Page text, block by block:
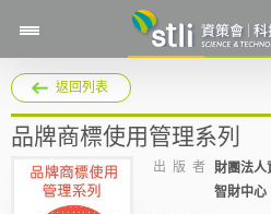
返回列表
品牌商標使用管理系列
出 版 者 財團法人
智財中心